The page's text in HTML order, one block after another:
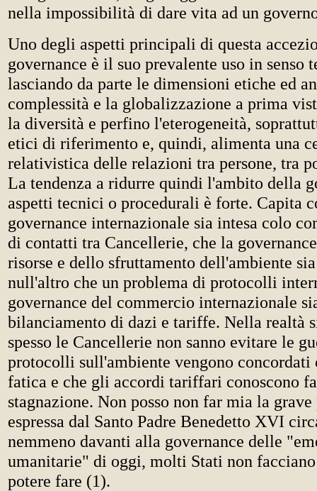
nella impossibilità di dare vita ad un
Uno degli aspetti principali di questa
governance è il suo prevalente uso in senso
lasciando da parte le dimensioni etiche ed
complessità e la globalizzazione a prima
la diversità e perfino l'eterogeneità,
etici di riferimento e, quindi, alimenta una
relativistica delle relazioni tra persone, tra
La tendenza a ridurre quindi l'ambito della
aspetti tecnici o procedurali è forte. Capita
governance internazionale sia intesa colo
di contatti tra Cancellerie, che la
risorse e dello sfruttamento dell'ambiente
null'altro che un problema di protocolli
governance del commercio internazionale
bilanciamento di dazi e tariffe. Nella realtà
spesso le Cancellerie non sanno evitare le
protocolli sull'ambiente vengono concordati
fatica e che gli accordi tariffari conoscono
stagnazione. Non posso non far mia la
espressa dal Santo Padre Benedetto XVI
nemmeno davanti alla governance delle
umanitarie" di oggi, molti Stati non
potere fare (1).